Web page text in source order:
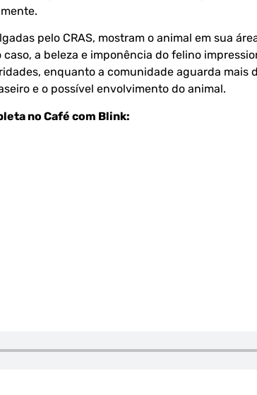
pelo CRAS, mostram o animal em sua
a beleza e imponência do felino
enquanto a comunidade aguarda mais
e o possível envolvimento do animal.
no Café com Blink: